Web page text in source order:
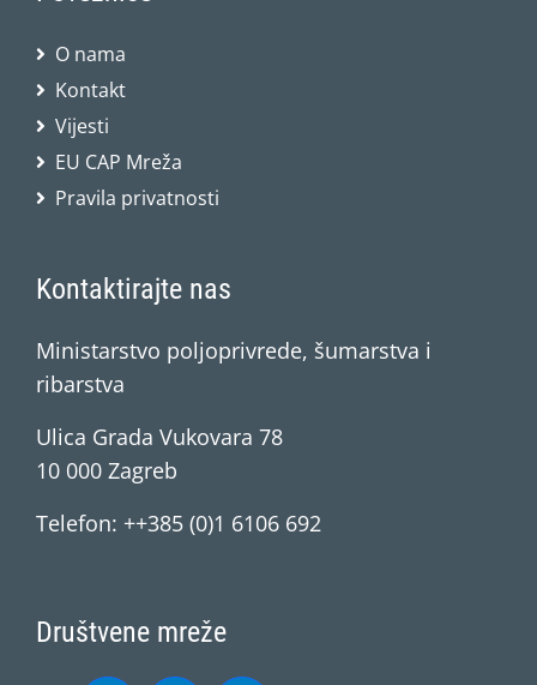
O nama
Kontakt
Vijesti
EU CAP Mreža
Pravila privatnosti
Kontaktirajte nas
Ministarstvo poljoprivrede, šumarstva i
ribarstva
Ulica Grada Vukovara 78
10 000 Zagreb
Telefon: ++385 (0)1 6106 692
Društvene mreže